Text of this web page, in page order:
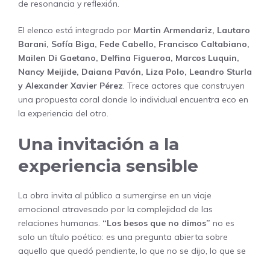
de resonancia y reflexión.
El elenco está integrado por Martin Armendariz, Lautaro
Barani, Sofía Biga, Fede Cabello, Francisco Caltabiano,
Mailen Di Gaetano, Delfina Figueroa, Marcos Luquin,
Nancy Meijide, Daiana Pavón, Liza Polo, Leandro Sturla
y Alexander Xavier Pérez. Trece actores que construyen
una propuesta coral donde lo individual encuentra eco en
la experiencia del otro.
Una invitación a la
experiencia sensible
La obra invita al público a sumergirse en un viaje
emocional atravesado por la complejidad de las
relaciones humanas. “Los besos que no dimos” no es
solo un título poético: es una pregunta abierta sobre
aquello que quedó pendiente, lo que no se dijo, lo que se